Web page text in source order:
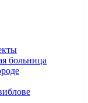
больница